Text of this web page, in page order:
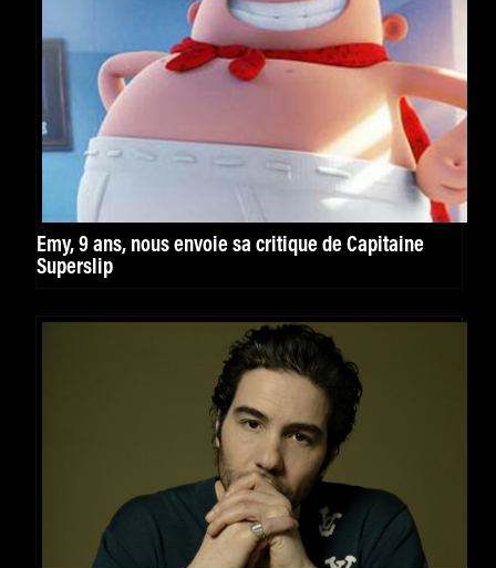
Emy, 9 ans, nous envoie sa critique de Capitaine
Superslip